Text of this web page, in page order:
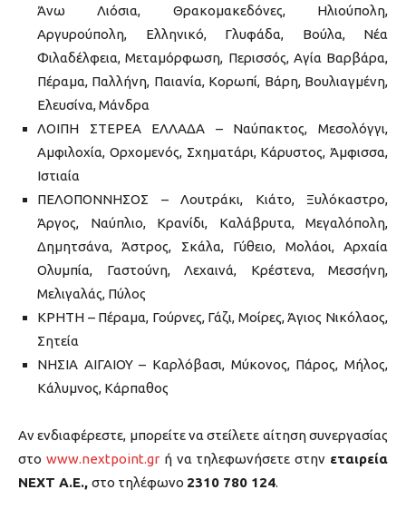
Άνω Λιόσια, Θρακομακεδόνες, Ηλιούπολη,
Αργυρούπολη, Ελληνικό, Γλυφάδα, Βούλα, Νέα
Φιλαδέλφεια, Μεταμόρφωση, Περισσός, Αγία Βαρβάρα,
Πέραμα, Παλλήνη, Παιανία, Κορωπί, Βάρη, Βουλιαγμένη,
Ελευσίνα, Μάνδρα
ΛΟΙΠΗ ΣΤΕΡΕΑ ΕΛΛΑΔΑ – Ναύπακτος, Μεσολόγγι,
Αμφιλοχία, Ορχομενός, Σχηματάρι, Κάρυστος, Άμφισσα,
Ιστιαία
ΠΕΛΟΠΟΝΝΗΣΟΣ – Λουτράκι, Κιάτο, Ξυλόκαστρο,
Άργος, Ναύπλιο, Κρανίδι, Καλάβρυτα, Μεγαλόπολη,
Δημητσάνα, Άστρος, Σκάλα, Γύθειο, Μολάοι, Αρχαία
Ολυμπία, Γαστούνη, Λεχαινά, Κρέστενα, Μεσσήνη,
Μελιγαλάς, Πύλος
ΚΡΗΤΗ – Πέραμα, Γούρνες, Γάζι, Μοίρες, Άγιος Νικόλαος,
Σητεία
ΝΗΣΙΑ ΑΙΓΑΙΟΥ – Καρλόβασι, Μύκονος, Πάρος, Μήλος,
Κάλυμνος, Κάρπαθος
Αν ενδιαφέρεστε, μπορείτε να στείλετε αίτηση συνεργασίας
στο www.nextpoint.grή να τηλεφωνήσετε στην εταιρεία
ΝΕΧΤ Α.Ε., στο τηλέφωνο 2310 780 124.